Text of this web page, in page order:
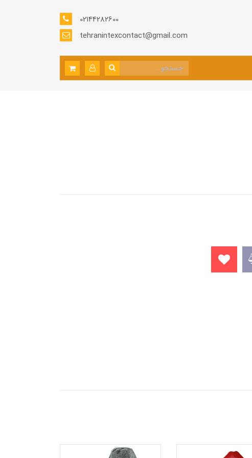
02144282600
tehranintexcontact@gmail.com